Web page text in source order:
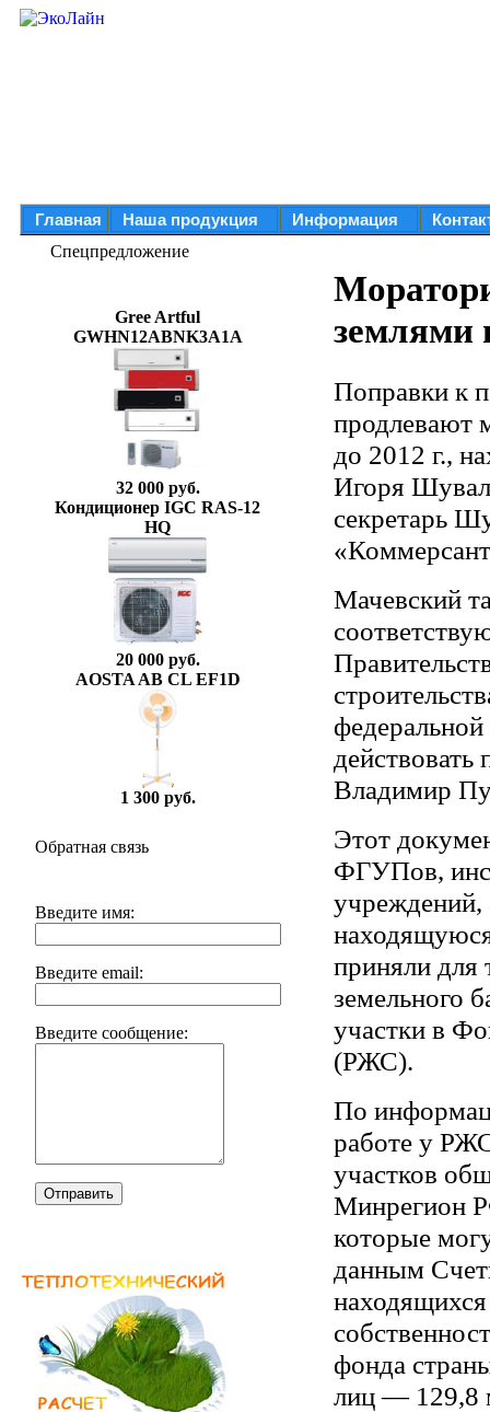
Главная Наша продукция Информация
Спецпредложение
Gree Artful
GWHN12ABNK3A1A
32 000 руб.
Кондиционер IGC RAS-12
HQ
20 000 руб.
AOSTA AB CL EF1D
1 300 руб.
Обратная связь
Введите имя:
Введите email:
Введите сообщение:
Отправить
землями
Поправки к
продлевают
до 2012 г.,
Игоря
секретарь
Мачевский
Владимир
Этот
ФГУПов,
учреждений,
приняли для
земельного
участки в
(РЖС).
По
работе у
участков
Минрегион
которые
данным
фонда
лиц — 129,8